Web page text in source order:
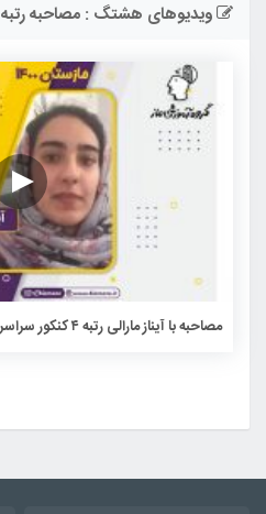
ویدیوهای هشتگ : مصاحبه رتبه 4 تجربی
مصاحبه با آیناز مارالی رتبه ۴ کنکور سراسری تجربی